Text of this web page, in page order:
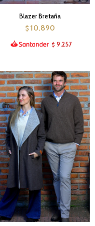
Blazer Bretaña
$ 10.890
$ 9.257